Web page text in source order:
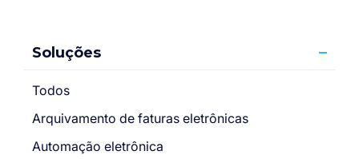
Soluções
Todos
Arquivamento de faturas eletrônicas
Automação eletrônica